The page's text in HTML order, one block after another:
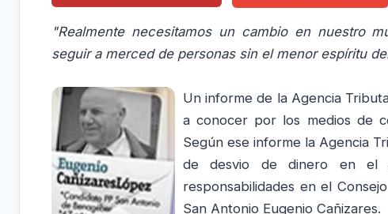
"Realmente necesitamos un cambio en nuestro
seguir a merced de personas sin el menor espíritu
Un informe de la Agencia
a conocer por los medios de
Según ese informe la Agencia
de desvio de dinero en el
responsabilidades en el
San Antonio Eugenio Cañizares.